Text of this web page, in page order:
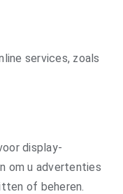
services, zoals
display-
om u advertenties
of beheren.